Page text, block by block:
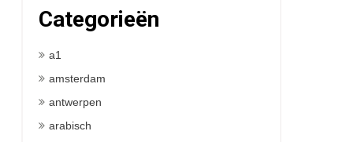
Categorieën
a1
amsterdam
antwerpen
arabisch